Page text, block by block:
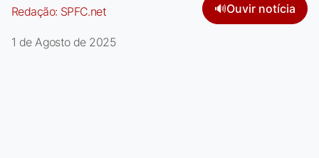
Redação: SPFC.net 🔊Ouvir notícia
1 de Agosto de 2025